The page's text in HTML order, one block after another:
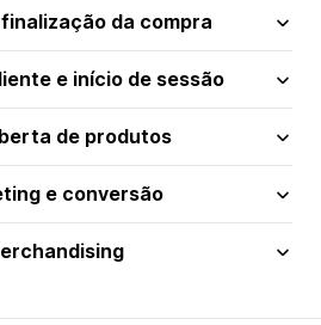
da compra
e início de sessão
de produtos
e conversão